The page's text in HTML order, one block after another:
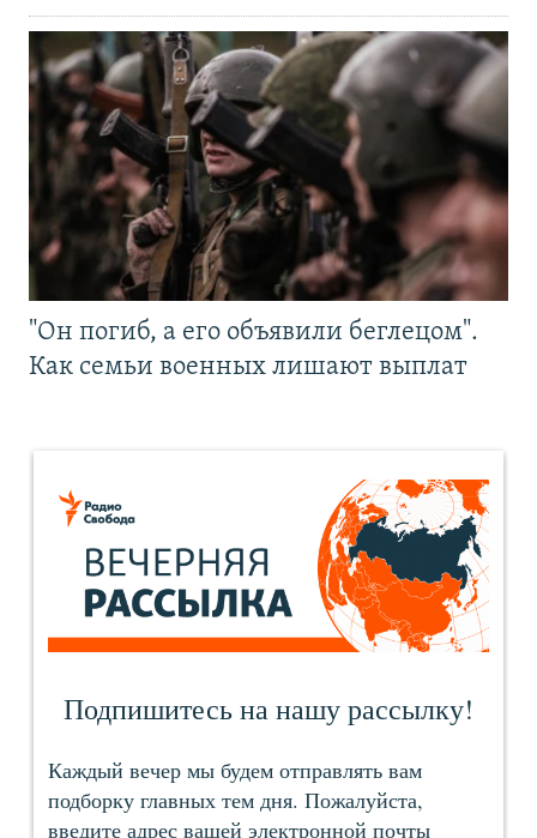
"Он погиб, а его объявили беглецом".
Как семьи военных лишают выплат